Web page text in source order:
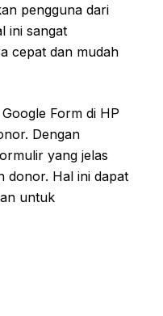
pengguna dari
ini sangat
cepat dan mudah
Form di HP
Dengan
yang jelas
donor. Hal ini dapat
untuk